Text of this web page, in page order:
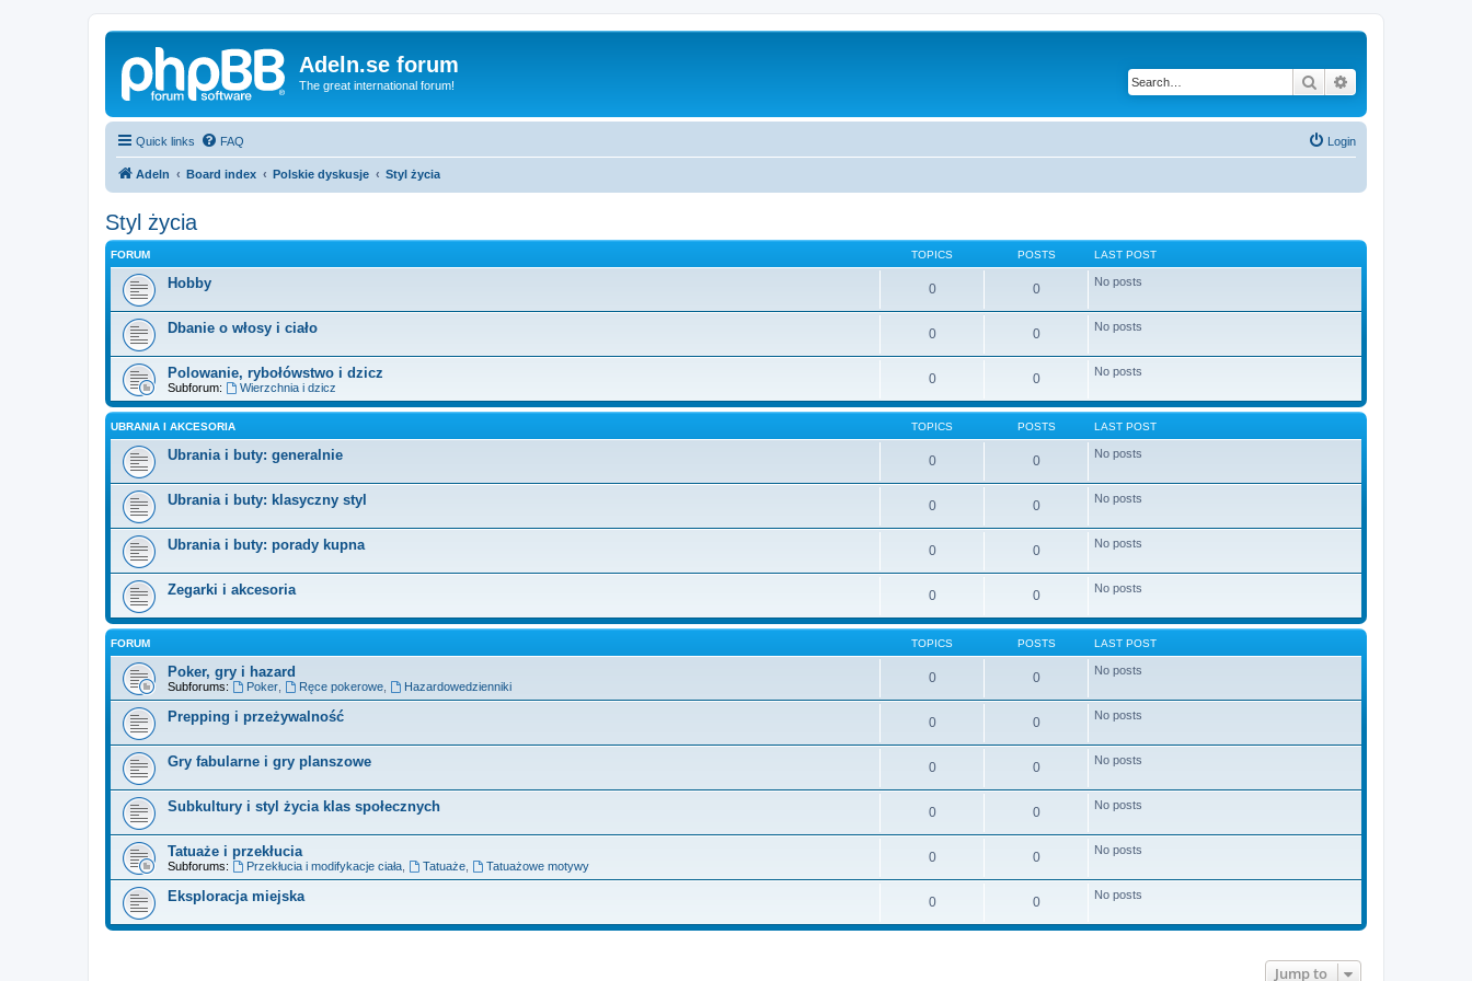
Adeln.se forum
The great international forum! Search
Quick links FAQ Login
Adeln Board index Polskie dyskusje Styl życia
Styl życia
FORUM TOPICS POSTS LAST POST
Hobby 0 0 No posts
Dbanie o włosy i ciało 0 0 No posts
Polowanie, rybołówstwo i dzicz
Subforum: Wierzchnia i dzicz
0 0 No posts
UBRANIA I AKCESORIA TOPICS POSTS LAST POST
Ubrania i buty: generalnie 0 0 No posts
Ubrania i buty: klasyczny styl 0 0 No posts
Ubrania i buty: porady kupna 0 0 No posts
Zegarki i akcesoria 0 0 No posts
FORUM TOPICS POSTS LAST POST
Poker, gry i hazard
Subforums: Poker, Ręce pokerowe, Hazardowedzienniki
0 0 No posts
Prepping i przeżywalność 0 0 No posts
Gry fabularne i gry planszowe 0 0 No posts
Subkultury i styl życia klas społecznych 0 0 No posts
Tatuaże i przekłucia
Subforums: Przekłucia i modifykacje ciała, Tatuaże, Tatuażowe motywy
0 0 No posts
Eksploracja miejska 0 0 No posts
Jump to